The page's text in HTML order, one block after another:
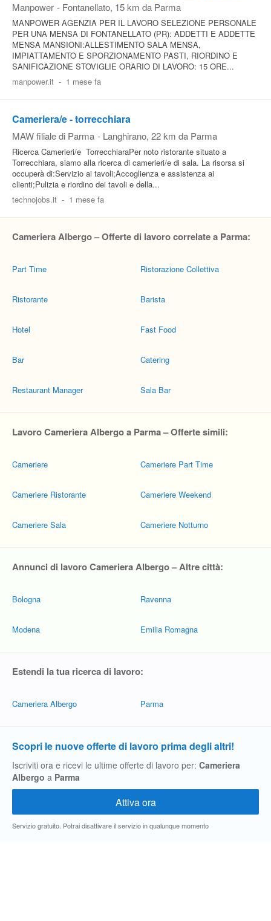
Manpower - Fontanellato, 15 km da Parma
MANPOWER AGENZIA PER IL LAVORO SELEZIONE PERSONALE
PER UNA MENSA DI FONTANELLATO (PR): ADDETTI E ADDETTE
MENSA MANSIONI:ALLESTIMENTO SALA MENSA,
IMPIATTAMENTO E SPORZIONAMENTO PASTI, RIORDINO E
SANIFICAZIONE STOVIGLIE ORARIO DI LAVORO: 15 ORE...
manpower.it - 1 mese fa
Cameriera/e - torrecchiara
MAW filiale di Parma - Langhirano, 22 km da Parma
Ricerca Camerieri/e  TorrecchiaraPer noto ristorante situato a
Torrecchiara, siamo alla ricerca di camerieri/e di sala. La risorsa si
occuperà di:Servizio ai tavoli;Accoglienza e assistenza ai
clienti;Pulizia e riordino dei tavoli e della...
technojobs.it - 1 mese fa
Cameriera Albergo – Offerte di lavoro correlate a Parma:
Part Time
Ristorante
Hotel
Bar
Restaurant Manager
Ristorazione Collettiva
Barista
Fast Food
Catering
Sala Bar
Lavoro Cameriera Albergo a Parma – Offerte simili:
Cameriere
Cameriere Ristorante
Cameriere Sala
Cameriere Part Time
Cameriere Weekend
Cameriere Notturno
Annunci di lavoro Cameriera Albergo – Altre città:
Bologna
Modena
Ravenna
Emilia Romagna
Estendi la tua ricerca di lavoro:
Cameriera Albergo Parma
Scopri le nuove offerte di lavoro prima degli altri!
Iscriviti ora e ricevi le ultime offerte di lavoro per: Cameriera
Albergo a Parma
Servizio gratuito. Potrai disattivare il servizio in qualunque momento